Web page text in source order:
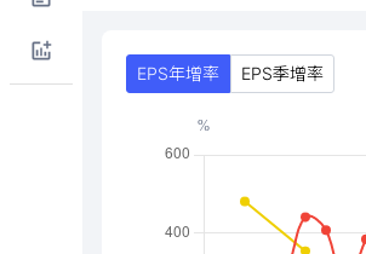
EPS年增率 EPS季增率